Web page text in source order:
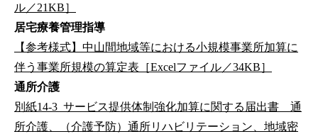
ル／21KB］
居宅療養管理指導
【参考様式】中山間地域等における小規模事業所加算に
伴う事業所規模の算定表［Excelファイル／34KB］
通所介護
別紙14-3_サービス提供体制強化加算に関する届出書 通
所介護、（介護予防）通所リハビリテーション、地域密